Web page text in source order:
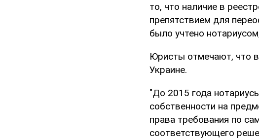
то, что наличие в
препятствием для
было учтено
Юристы отмечают, что
Украине.
"До 2015 года
собственности на
права требования по
соответствующего